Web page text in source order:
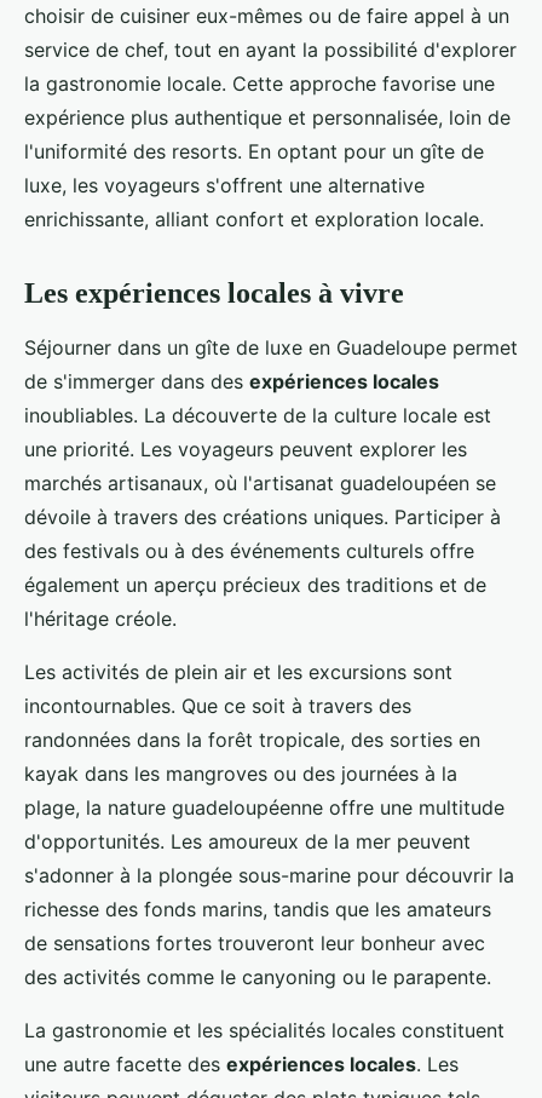
choisir de cuisiner eux-mêmes ou de faire appel à un
service de chef, tout en ayant la possibilité d'explorer
la gastronomie locale. Cette approche favorise une
expérience plus authentique et personnalisée, loin de
l'uniformité des resorts. En optant pour un gîte de
luxe, les voyageurs s'offrent une alternative
enrichissante, alliant confort et exploration locale.
Les expériences locales à vivre
Séjourner dans un gîte de luxe en Guadeloupe permet
de s'immerger dans des expériences locales
inoubliables. La découverte de la culture locale est
une priorité. Les voyageurs peuvent explorer les
marchés artisanaux, où l'artisanat guadeloupéen se
dévoile à travers des créations uniques. Participer à
des festivals ou à des événements culturels offre
également un aperçu précieux des traditions et de
l'héritage créole.
Les activités de plein air et les excursions sont
incontournables. Que ce soit à travers des
randonnées dans la forêt tropicale, des sorties en
kayak dans les mangroves ou des journées à la
plage, la nature guadeloupéenne offre une multitude
d'opportunités. Les amoureux de la mer peuvent
s'adonner à la plongée sous-marine pour découvrir la
richesse des fonds marins, tandis que les amateurs
de sensations fortes trouveront leur bonheur avec
des activités comme le canyoning ou le parapente.
La gastronomie et les spécialités locales constituent
une autre facette des expériences locales. Les